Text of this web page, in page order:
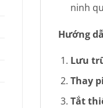
ninh
Hướng
Lưu
Thay
Tắt